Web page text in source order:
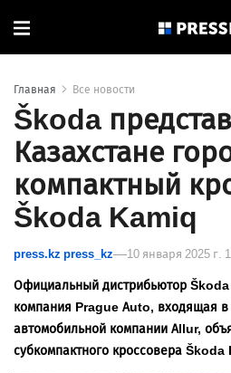
Главная Все новости
Škoda
Казахстане
компактный
Škoda Kamiq
press.kz press_kz 10 января 2025 г.
Официальный дистрибьютор Škoda
компания Prague Auto, входящая в
автомобильной компании Allur,
субкомпактного кроссовера Škoda